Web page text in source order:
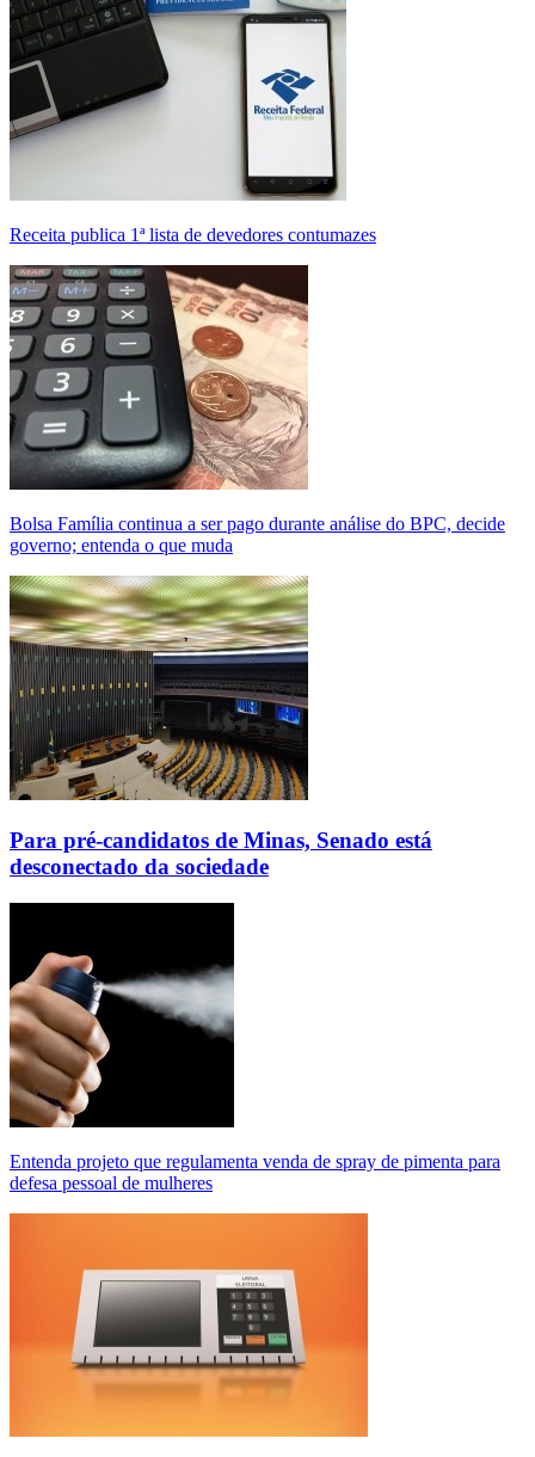
Receita publica 1ª lista de devedores contumazes
Bolsa Família continua a ser pago durante análise do BPC, decide
governo; entenda o que muda
Para pré-candidatos de Minas, Senado está
desconectado da sociedade
Entenda projeto que regulamenta venda de spray de pimenta para
defesa pessoal de mulheres